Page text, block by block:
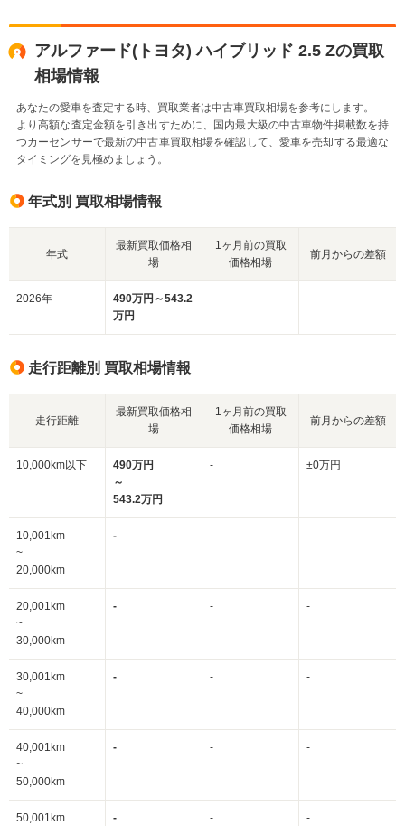
アルファード(トヨタ) ハイブリッド 2.5 Zの買取
相場情報
あなたの愛車を査定する時、買取業者は中古車買取相場を参考にします。
より高額な査定金額を引き出すために、国内最大級の中古車物件掲載数を持
つカーセンサーで最新の中古車買取相場を確認して、愛車を売却する最適な
タイミングを見極めましょう。
年式別 買取相場情報
年式
最新買取価格相
場
1ヶ月前の買取
価格相場
前月からの差額
2026年
490万円～543.2
万円
- -
走行距離別 買取相場情報
走行距離
最新買取価格相
場
1ヶ月前の買取
価格相場
前月からの差額
10,000km以下
490万円
～
543.2万円
- ±0万円
10,001km
~
20,000km
- - -
20,001km
~
30,000km
- - -
30,001km
~
40,000km
- - -
40,001km
~
50,000km
- - -
50,001km
- - -